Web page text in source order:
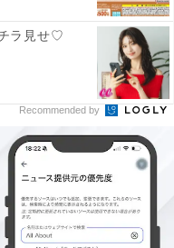
込290円（通常価
ラ見せ♡
Recommended by